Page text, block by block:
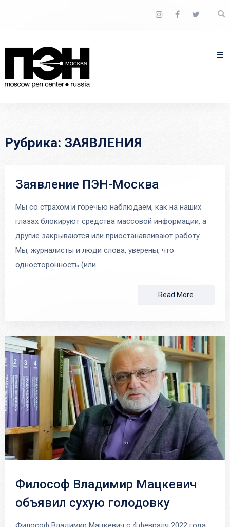
Рубрика: ЗАЯВЛЕНИЯ
Заявление ПЭН-Москва
Мы со страхом и горечью наблюдаем, как на наших
глазах блокируют средства массовой информации, а
другие закрываются или приостанавливают работу.
Мы, журналисты и люди слова, уверены, что
односторонность (или …
Read More
Философ Владимир Мацкевич
объявил сухую голодовку